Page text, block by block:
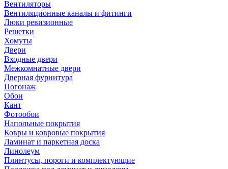
Вентиляторы
Вентиляционные каналы и фитинги
Люки ревизионные
Решетки
Хомуты
Двери
Входные двери
Межкомнатные двери
Дверная фурнитура
Погонаж
Обои
Кант
Фотообои
Напольные покрытия
Ковры и ковровые покрытия
Ламинат и паркетная доска
Линолеум
Плинтусы, пороги и комплектующие